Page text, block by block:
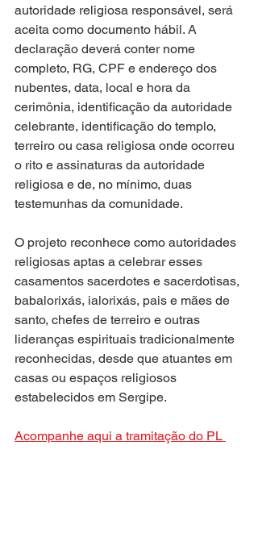
autoridade religiosa responsável, será
aceita como documento hábil. A
declaração deverá conter nome
completo, RG, CPF e endereço dos
nubentes, data, local e hora da
cerimônia, identificação da autoridade
celebrante, identificação do templo,
terreiro ou casa religiosa onde ocorreu
o rito e assinaturas da autoridade
religiosa e de, no mínimo, duas
testemunhas da comunidade.
O projeto reconhece como autoridades
religiosas aptas a celebrar esses
casamentos sacerdotes e sacerdotisas,
babalorixás, ialorixás, pais e mães de
santo, chefes de terreiro e outras
lideranças espirituais tradicionalmente
reconhecidas, desde que atuantes em
casas ou espaços religiosos
estabelecidos em Sergipe.
Acompanhe aqui a tramitação do PL